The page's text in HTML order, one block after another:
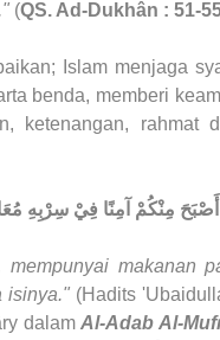
(QS. Ad-Dukhân : 51-
Islam menjaga
benda, memberi
ketenangan, rahmat
مِنْكُمْ آمِنًا فِيْ سِرْبِهِ
makanan
isinya." (Hadits
dalamAl-Adab Al-